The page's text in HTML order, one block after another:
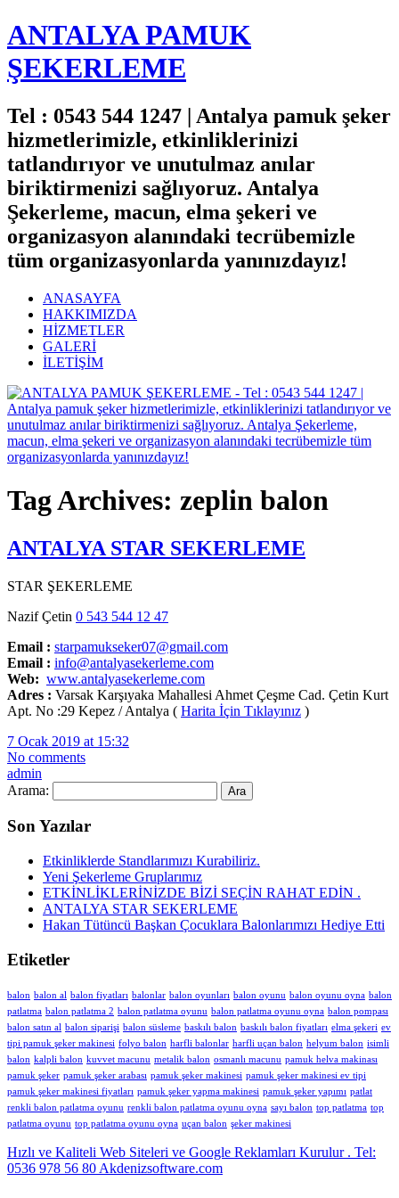
ANTALYA PAMUK
ŞEKERLEME
Tel : 0543 544 1247 | Antalya pamuk şeker
hizmetlerimizle, etkinliklerinizi
tatlandırıyor ve unutulmaz anılar
biriktirmenizi sağlıyoruz. Antalya
Şekerleme, macun, elma şekeri ve
organizasyon alanındaki tecrübemizle
tüm organizasyonlarda yanınızdayız!
ANASAYFA
HAKKIMIZDA
HİZMETLER
GALERİ
İLETİŞİM
Tag Archives: zeplin balon
ANTALYA STAR SEKERLEME
STAR ŞEKERLEME
Nazif Çetin 0 543 544 12 47
Email : starpamukseker07@gmail.com
Email : info@antalyasekerleme.com
Web: www.antalyasekerleme.com
Adres : Varsak Karşıyaka Mahallesi Ahmet Çeşme Cad. Çetin Kurt
Apt. No :29 Kepez / Antalya ( Harita İçin Tıklayınız )
7 Ocak 2019 at 15:32
No comments
admin
Arama:
Son Yazılar
Etkinliklerde Standlarımızı Kurabiliriz.
Yeni Şekerleme Gruplarımız
ETKİNLİKLERİNİZDE BİZİ SEÇİN RAHAT EDİN .
ANTALYA STAR SEKERLEME
Hakan Tütüncü Başkan Çocuklara Balonlarımızı Hediye Etti
Etiketler
balon balon al balon fiyatları balonlar balon oyunları balon oyunu balon oyunu oyna balon
patlatma balon patlatma 2 balon patlatma oyunu balon patlatma oyunu oyna balon pompası
balon satın al balon siparişi balon süsleme baskılı balon baskılı balon fiyatları elma şekeri ev
tipi pamuk şeker makinesi folyo balon harfli balonlar harfli uçan balon helyum balon isimli
balon kalpli balon kuvvet macunu metalik balon osmanlı macunu pamuk helva makinası
pamuk şeker pamuk şeker arabası pamuk şeker makinesi pamuk şeker makinesi ev tipi
pamuk şeker makinesi fiyatları pamuk şeker yapma makinesi pamuk şeker yapımı patlat
renkli balon patlatma oyunu renkli balon patlatma oyunu oyna sayı balon top patlatma top
patlatma oyunu top patlatma oyunu oyna uçan balon şeker makinesi
Hızlı ve Kaliteli Web Siteleri ve Google Reklamları Kurulur . Tel:
0536 978 56 80 Akdenizsoftware.com